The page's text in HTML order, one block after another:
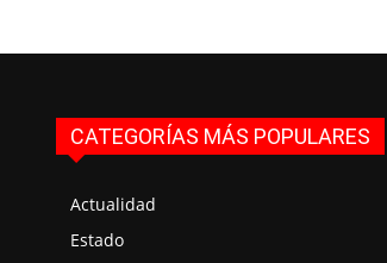
CATEGORÍAS MÁS POPULARES
Actualidad
Estado